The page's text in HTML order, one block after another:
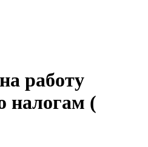
работу
налогам (